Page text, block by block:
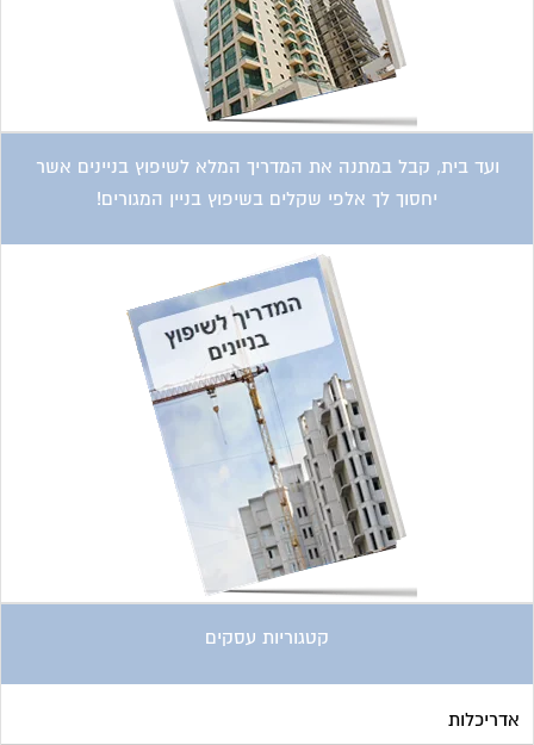
ועד בית, קבל במתנה את המדריך המלא לשיפוץ בניינים אשר
יחסוך לך אלפי שקלים בשיפוץ בניין המגורים!
קטגוריות עסקים
אדריכלות